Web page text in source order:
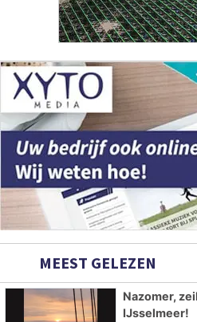
MEEST GELEZEN
Nazomer,
IJsselmeer!